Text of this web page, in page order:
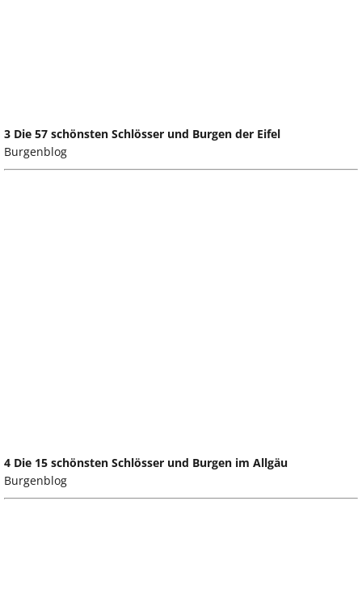
3 Die 57 schönsten Schlösser und Burgen der Eifel
Burgenblog
4 Die 15 schönsten Schlösser und Burgen im Allgäu
Burgenblog